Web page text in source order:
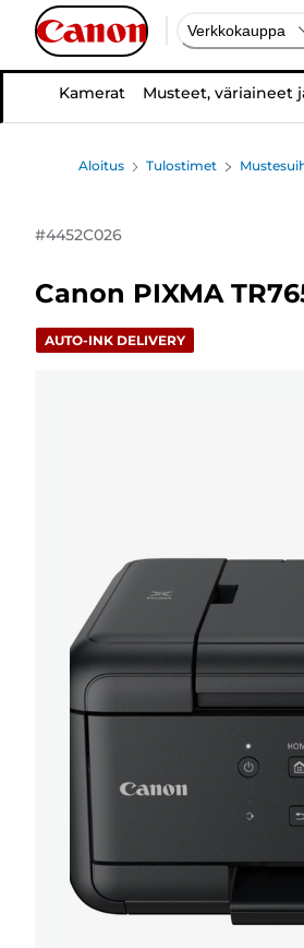
Verkkokauppa
Kamerat Musteet, väriaineet
Aloitus Tulostimet
#4452C026
Canon PIXMA
AUTO-INK DELIVERY